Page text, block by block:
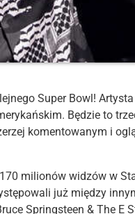
Super Bowl!
Będzie to
komentowanym i
milionów widzów w
już między
Springsteen & The E